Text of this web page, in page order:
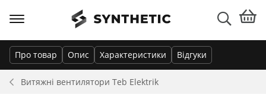
Витяжні вентилятори Teb Elektrik
Про товар Опис Характеристики Відгуки